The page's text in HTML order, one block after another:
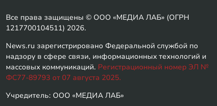
Все права защищены © ООО «МЕДИА ЛАБ» (ОГРН
1217700104511) 2026.
News.ru зарегистрировано Федеральной службой по
надзору в сфере связи, информационных технологий и
массовых коммуникаций. Регистрационный номер ЭЛ №
ФС77-89793 от 07 августа 2025.
Учредитель: ООО «МЕДИА ЛАБ»